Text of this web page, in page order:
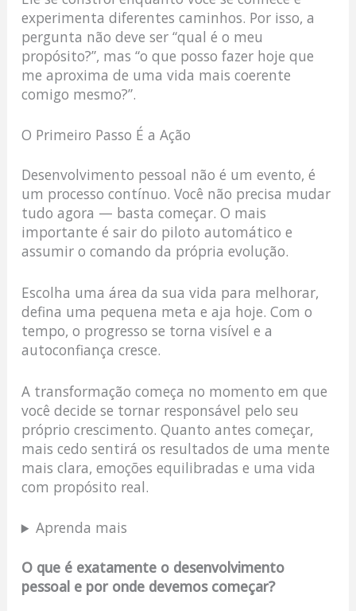
experimenta diferentes caminhos. Por isso, a
pergunta não deve ser “qual é o meu
propósito?”, mas “o que posso fazer hoje que
me aproxima de uma vida mais coerente
comigo mesmo?”.
O Primeiro Passo É a Ação
Desenvolvimento pessoal não é um evento, é
um processo contínuo. Você não precisa mudar
tudo agora — basta começar. O mais
importante é sair do piloto automático e
assumir o comando da própria evolução.
Escolha uma área da sua vida para melhorar,
defina uma pequena meta e aja hoje. Com o
tempo, o progresso se torna visível e a
autoconfiança cresce.
A transformação começa no momento em que
você decide se tornar responsável pelo seu
próprio crescimento. Quanto antes começar,
mais cedo sentirá os resultados de uma mente
mais clara, emoções equilibradas e uma vida
com propósito real.
Aprenda mais
O que é exatamente o desenvolvimento
pessoal e por onde devemos começar?